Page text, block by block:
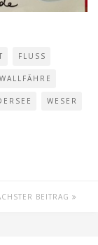
FLUSS
WESER
BEITRAG